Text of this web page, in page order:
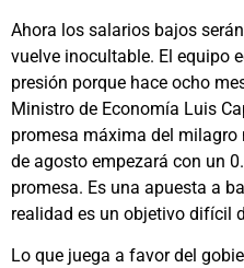
Ahora los salarios bajos
vuelve inocultable. El equipo
presión porque hace ocho
Ministro de Economía Luis
promesa máxima del
de agosto empezará con un
promesa. Es una apuesta a
realidad es un objetivo difícil
Lo que juega a favor del